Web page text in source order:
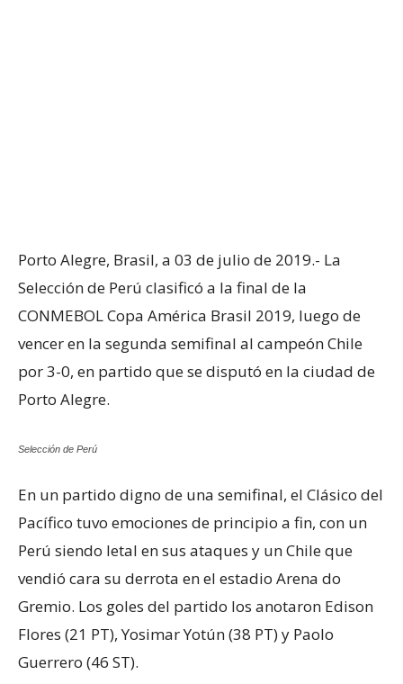
Porto Alegre, Brasil, a 03 de julio de 2019.- La
Selección de Perú clasificó a la final de la
CONMEBOL Copa América Brasil 2019, luego de
vencer en la segunda semifinal al campeón Chile
por 3-0, en partido que se disputó en la ciudad de
Porto Alegre.
Selección de Perú
En un partido digno de una semifinal, el Clásico del
Pacífico tuvo emociones de principio a fin, con un
Perú siendo letal en sus ataques y un Chile que
vendió cara su derrota en el estadio Arena do
Gremio. Los goles del partido los anotaron Edison
Flores (21 PT), Yosimar Yotún (38 PT) y Paolo
Guerrero (46 ST).